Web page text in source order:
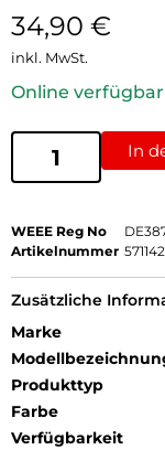
34,90 €
inkl. MwSt.
Online verfügbar
In
WEEE Reg No
Artikelnummer
Zusätzliche
Marke
Produkttyp
Farbe
Verfügbarkeit